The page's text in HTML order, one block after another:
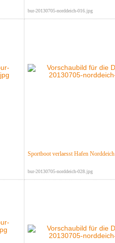
bur-20130705-norddeich-016.jpg
Sportboot verlaesst Hafen Norddeich
bur-20130705-norddeich-028.jpg